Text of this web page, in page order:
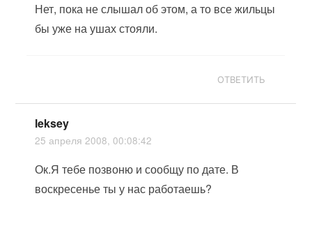
Нет, пока не слышал об этом, а то все жильцы
бы уже на ушах стояли.
ОТВЕТИТЬ
leksey
25 апреля 2008, 00:08:42
Ок.Я тебе позвоню и сообщу по дате. В
воскресенье ты у нас работаешь?